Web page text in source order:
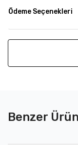
Ödeme Seçenekleri
Benzer